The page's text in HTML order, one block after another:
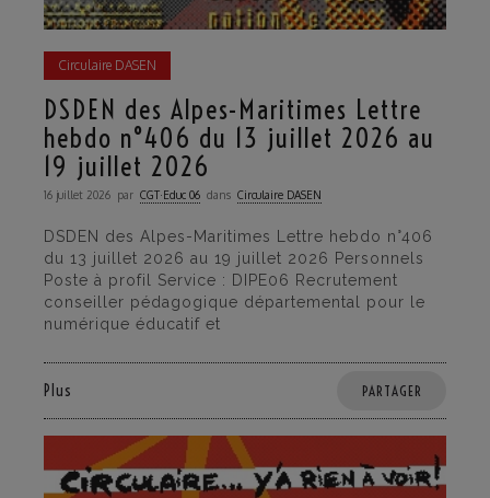
Circulaire DASEN
DSDEN des Alpes-Maritimes Lettre
hebdo n°406 du 13 juillet 2026 au
19 juillet 2026
16 juillet 2026 par CGT·Educ 06 dans Circulaire DASEN
DSDEN des Alpes-Maritimes Lettre hebdo n°406
du 13 juillet 2026 au 19 juillet 2026 Personnels
Poste à profil Service : DIPE06 Recrutement
conseiller pédagogique départemental pour le
numérique éducatif et
Plus PARTAGER